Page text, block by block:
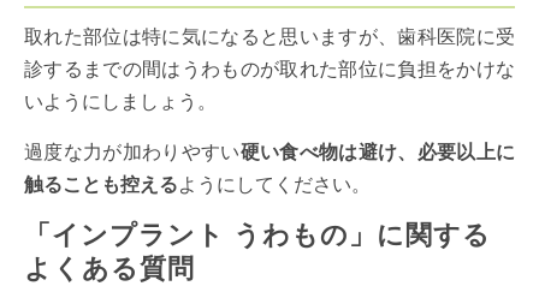
取れた部位は特に気になると思いますが、歯科医院に受
診するまでの間はうわものが取れた部位に負担をかけな
いようにしましょう。
過度な力が加わりやすい硬い食べ物は避け、必要以上に
触ることも控えるようにしてください。
「インプラント うわもの」に関する
よくある質問